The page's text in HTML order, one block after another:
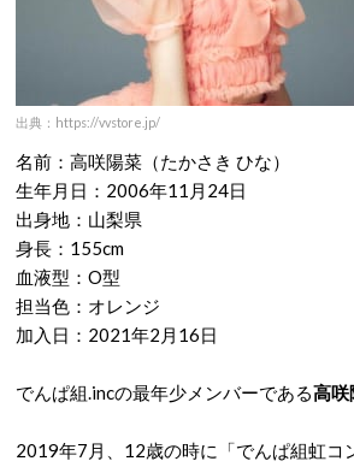
出典：https://vvstore.jp/
名前：高咲陽菜（たかさき ひな）
生年月日：2006年11月24日
出身地：山梨県
身長：155cm
血液型：O型
担当色：オレンジ
加入日：2021年2月16日
でんぱ組.incの最年少メンバーである高咲
2019年7月、12歳の時に「でんぱ組虹コ